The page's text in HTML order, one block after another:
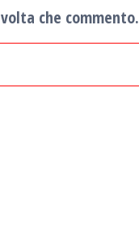
che commento.